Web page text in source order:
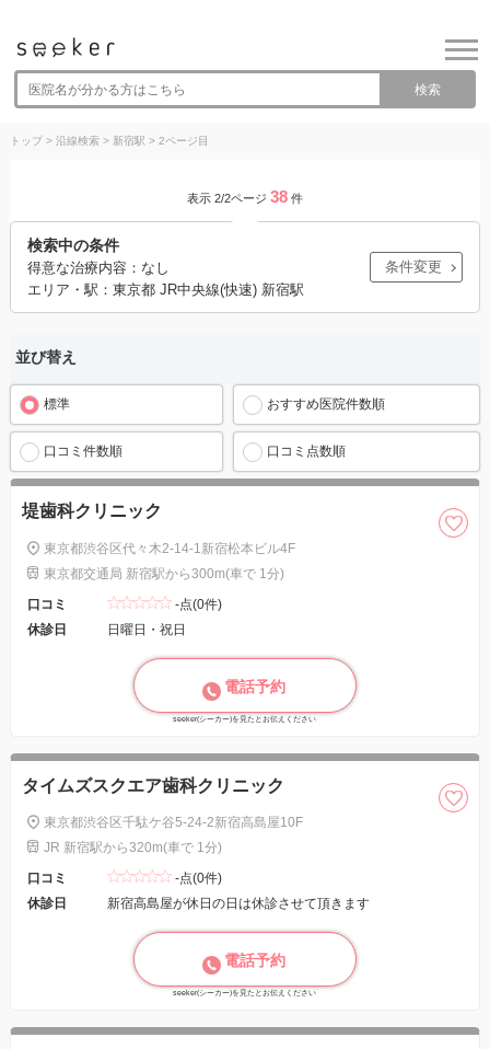
検索
トップ> 沿線検索> 新宿駅 > 2ページ目
表示 2/2ページ 38 件
検索中の条件
得意な治療内容：なし
エリア・駅：東京都 JR中央線(快速) 新宿駅
条件変更
並び替え
標準 おすすめ医院件数順
口コミ件数順 口コミ点数順
堤歯科クリニック
東京都渋谷区代々木2-14-1新宿松本ビル4F
東京都交通局 新宿駅から300m(車で 1分)
口コミ
-点(0件)
休診日
日曜日・祝日
電話予約
seeker(シーカー)を見たとお伝えください
タイムズスクエア歯科クリニック
東京都渋谷区千駄ケ谷5-24-2新宿高島屋10F
JR 新宿駅から320m(車で 1分)
口コミ
-点(0件)
休診日
新宿高島屋が休日の日は休診させて頂きます
電話予約
seeker(シーカー)を見たとお伝えください